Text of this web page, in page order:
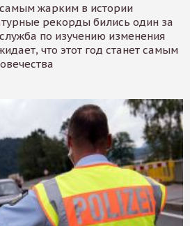
жарким в истории
рекорды бились один за
по изучению изменения
что этот год станет самым